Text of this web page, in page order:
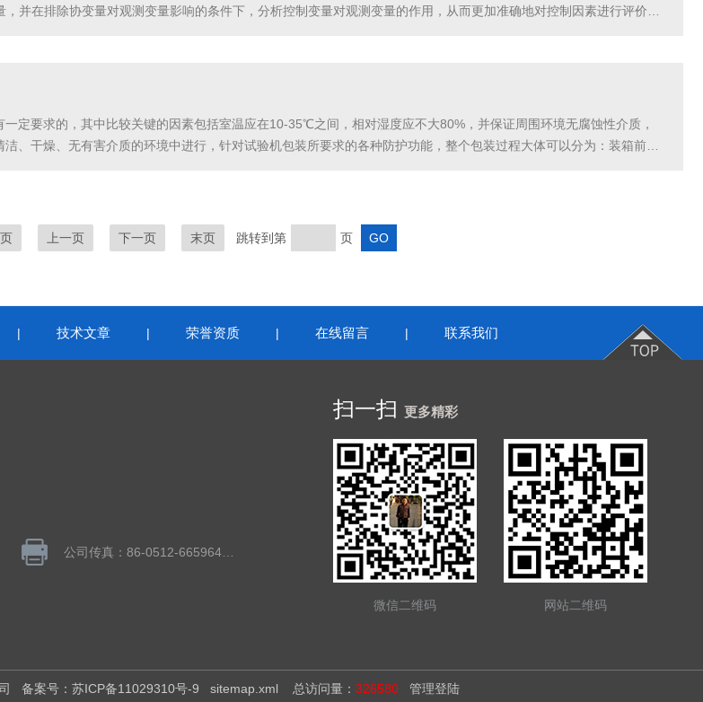
并在排除协变量对观测变量影响的条件下，分析控制变量对观测变量的作用，从而更加准确地对控制因素进行评价。
定要求的，其中比较关键的因素包括室温应在10-35℃之间，相对湿度应不大80%，并保证周围环境无腐蚀性介质，
、干燥、无有害介质的环境中进行，针对试验机包装所要求的各种防护功能，整个包装过程大体可以分为：装箱前处
上一页 下一页 末页 跳转到第 页
| 技术文章 | 荣誉资质 | 在线留言 | 联系我们
扫一扫 更多精彩
微信二维码 网站二维码
备案号：苏ICP备11029310号-9 sitemap.xml 总访问量： 326580 管理登陆